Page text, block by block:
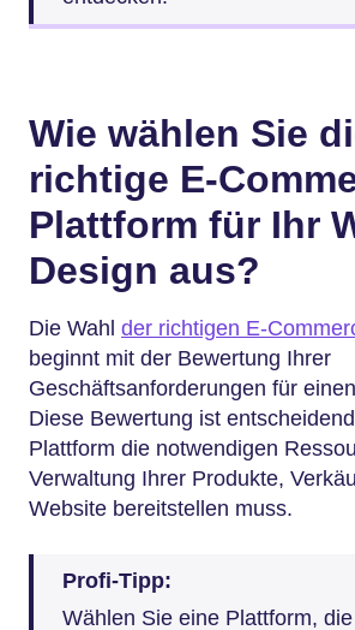
Wie wählen Sie
richtige E-
Plattform für Ihr
Design aus?
Die Wahl der richtigen E-
beginnt mit der Bewertung Ihrer
Geschäftsanforderungen für
Diese Bewertung ist
Plattform die notwendigen
Verwaltung Ihrer Produkte,
Website bereitstellen muss.
Profi-Tipp:
Wählen Sie eine Plattform,